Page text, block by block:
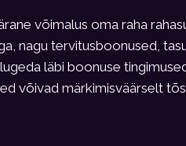
võimalus oma raha
nagu tervitusboonused,
läbi boonuse
võivad märkimisväärselt